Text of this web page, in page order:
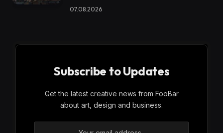
07.08.2026
Subscribe to Updates
Get the latest creative news from FooBar
about art, design and business.